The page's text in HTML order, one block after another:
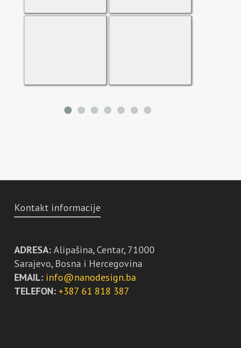
Kontakt informacije
ADRESA:Alipašina, Centar, 71000
Sarajevo, Bosna i Hercegovina
EMAIL: info@nanodesign.ba
TELEFON: +387 61 818 387